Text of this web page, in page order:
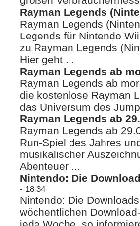
Rayman Legends
Rayman Legends
Legends für Nintendo
zu Rayman Legends
Hier geht ...
Rayman Legends ab
Rayman Legends ab
die kostenlose Rayman
das Universum des
Rayman Legends ab
Rayman Legends ab
Run-Spiel des Jahres
musikalischer
Abenteuer ...
Nintendo: Die
- 18:34
Nintendo: Die
wöchentlichen
jede Woche, so